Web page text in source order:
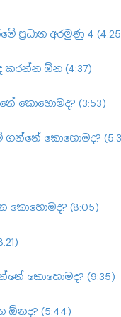
ප්‍රධාන අරමුණු 4
කරන්න ඕන (4:37)
කොහොමද? (3:53)
ගන්නේ කොහොමද?
කොහොමද? (8:05)
කොහොමද? (9:35)
ඕනද? (5:44)